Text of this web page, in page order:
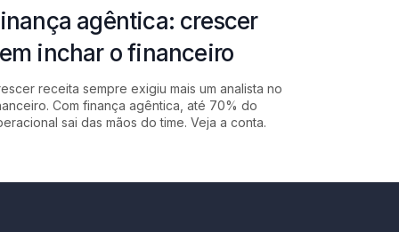
agêntica: crescer
inchar o financeiro
receita sempre exigiu mais um analista no
Com finança agêntica, até 70% do
sai das mãos do time. Veja a conta.